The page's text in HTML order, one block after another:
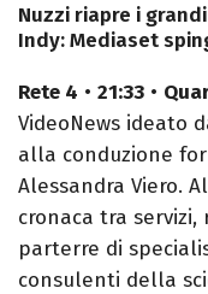
Nuzzi riapre i grandi
Indy: Mediaset
Rete 4 • 21:33 •
VideoNews ideato
alla conduzione
Alessandra Viero.
cronaca tra
parterre di
consulenti della